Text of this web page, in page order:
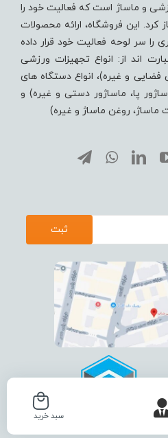
و ماساژ است که فعالیت خود را
4 مرداد ماه 1389 آغاز کرد. این فروشگاه، ارائه محصولات
سر لوحه فعالیت خود قرار داده
اند از: انواع تجهیزات ورزشی
فضایی و غیره)، انواع دستگاه های
پا، ماساژور دستی و غیره) و
ماساژ، روغن ماساژ و غیره)
ثبت
سبد خرید